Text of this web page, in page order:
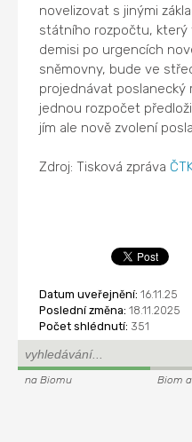
novelizovat s jinými
státního rozpočtu,
demisi po urgencích
sněmovny, bude ve
projednávat poslanecký
jednou rozpočet
jím ale nově zvolení
Zdroj: Tisková zpráva
Datum uveřejnění: 16.11.25
Poslední změna: 18.11.2025
Počet shlédnutí: 351
na Biomu Biom